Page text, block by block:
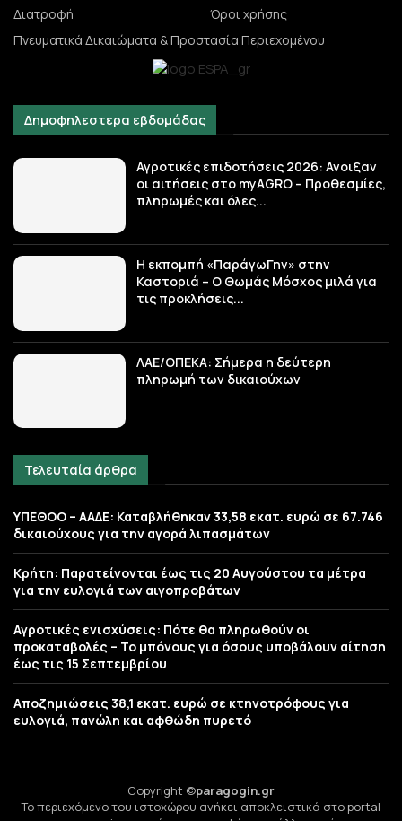
Διατροφή
Όροι χρήσης
Πνευματικά Δικαιώματα & Προστασία Περιεχομένου
Δημοφηλεστερα εβδομάδας
Αγροτικές επιδοτήσεις 2026: Ανοιξαν
οι αιτήσεις στο myAGRO – Προθεσμίες,
πληρωμές και όλες...
Η εκπομπή «ΠαράγωΓην» στην
Καστοριά – Ο Θωμάς Μόσχος μιλά για
τις προκλήσεις...
ΛΑΕ/ΟΠΕΚΑ: Σήμερα η δεύτερη
πληρωμή των δικαιούχων
Τελευταία άρθρα
ΥΠΕΘΟΟ – ΑΑΔΕ: Καταβλήθηκαν 33,58 εκατ. ευρώ σε 67.746
δικαιούχους για την αγορά λιπασμάτων
Κρήτη: Παρατείνονται έως τις 20 Αυγούστου τα μέτρα
για την ευλογιά των αιγοπροβάτων
Αγροτικές ενισχύσεις: Πότε θα πληρωθούν οι
προκαταβολές – Το μπόνους για όσους υποβάλουν αίτηση
έως τις 15 Σεπτεμβρίου
Αποζημιώσεις 38,1 εκατ. ευρώ σε κτηνοτρόφους για
ευλογιά, πανώλη και αφθώδη πυρετό
Copyright ©paragogin.gr
Το περιεχόμενο του ιστοχώρου ανήκει αποκλειστικά στο portal